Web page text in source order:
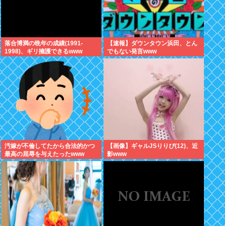
落合博満の晩年の成績(1991-
1998)、ギリ擁護できるwww
【速報】ダウンタウン浜田、とん
でもない発言www
汚嫁が不倫してたから合法的かつ
最高の屈辱を与えたったwww
【画像】ギャルJSりりぴ(12)、近
影www